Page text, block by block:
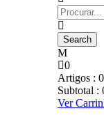
0
Artigos : 0
Subtotal :
Ver